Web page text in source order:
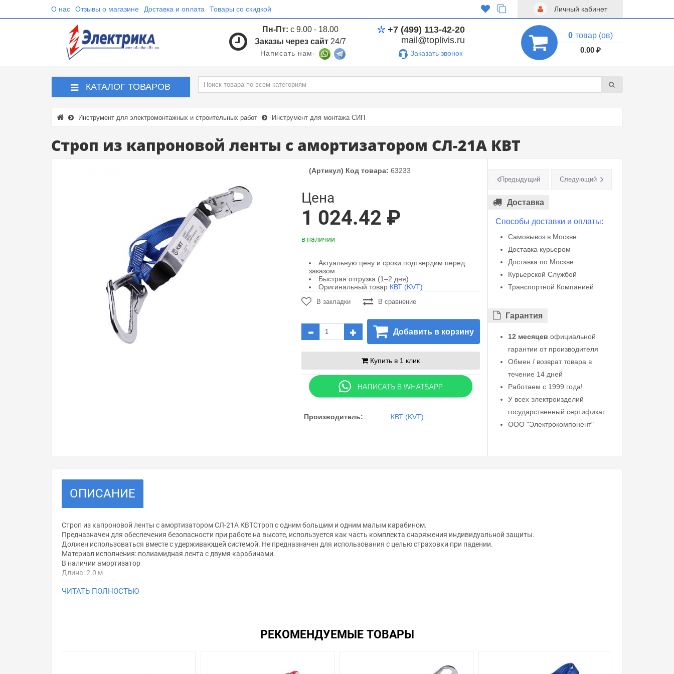
О нас Отзывы о магазине Доставка и оплата Товары со скидкой Личный кабинет
Пн-Пт: с 9.00 - 18.00
Заказы через сайт 24/7
Написать нам-
+7 (499) 113-42-20
mail@toplivis.ru
Заказать звонок
0 товар (ов)
0.00 ₽
КАТАЛОГ ТОВАРОВ
Инструмент для электромонтажных и строительных работ Инструмент для монтажа СИП
Строп из капроновой ленты с амортизатором СЛ-21А КВТ
(Артикул) Код товара: 63233
Цена
1 024.42 ₽
в наличии
Актуальную цену и сроки подтвердим перед
заказом
Быстрая отгрузка (1–2 дня)
Оригинальный товар КВТ (KVT)
В закладки В сравнение
Добавить в корзину
Купить в 1 клик
Производитель: КВТ (KVT)
Предыдущий Следующий
Доставка
Способы доставки и оплаты:
Самовывоз в Москве
Доставка курьером
Доставка по Москве
Курьерской Службой
Транспортной Компанией
Гарантия
12 месяцев официальной
гарантии от производителя
Обмен / возврат товара в
течение 14 дней
Работаем с 1999 года!
У всех электроизделий
государственный сертификат
ООО "Электрокомпонент"
ОПИСАНИЕ
Строп из капроновой ленты с амортизатором СЛ-21А КВТСтроп с одним большим и одним малым карабином.
Предназначен для обеспечения безопасности при работе на высоте, используется как часть комплекта снаряжения индивидуальной защиты.
Должен использоваться вместе с удерживающей системой. Не предназначен для использования с целью страховки при падении.
Материал исполнения: полиамидная лента с двумя карабинами.
В наличии амортизатор
Длина: 2.0 м
Нагрузка: 15 кН
Вес: 1.20 кг
Обращаем Ваше внимание, что размещенная на данном сайте справочная информация о товарах не является офертой, наличие и стоимость оборудования
необходимо уточнить у менеджеров, которые с удовольствием помогут Вам в выборе оборудования и оформлении на него заказа.
ЧИТАТЬ ПОЛНОСТЬЮ
РЕКОМЕНДУЕМЫЕ ТОВАРЫ